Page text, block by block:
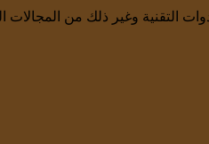
التقنية وغير ذلك من المجالات